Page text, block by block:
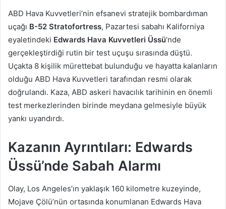
ABD Hava Kuvvetleri’nin efsanevi stratejik bombardıman
uçağı B-52 Stratofortress, Pazartesi sabahı Kaliforniya
eyaletindeki Edwards Hava Kuvvetleri Üssü‘nde
gerçekleştirdiği rutin bir test uçuşu sırasında düştü.
Uçakta 8 kişilik mürettebat bulunduğu ve hayatta kalanların
olduğu ABD Hava Kuvvetleri tarafından resmi olarak
doğrulandı. Kaza, ABD askeri havacılık tarihinin en önemli
test merkezlerinden birinde meydana gelmesiyle büyük
yankı uyandırdı.
Kazanın Ayrıntıları: Edwards
Üssü’nde Sabah Alarmı
Olay, Los Angeles’ın yaklaşık 160 kilometre kuzeyinde,
Mojave Çölü’nün ortasında konumlanan Edwards Hava